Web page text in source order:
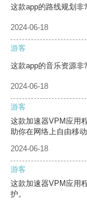
这款app的路线规划非
2024-06-18
游客
这款app的音乐资源非
2024-06-18
游客
这款加速器VPM应用
助你在网络上自由移动
2024-06-18
游客
这款加速器VPM应用
护。